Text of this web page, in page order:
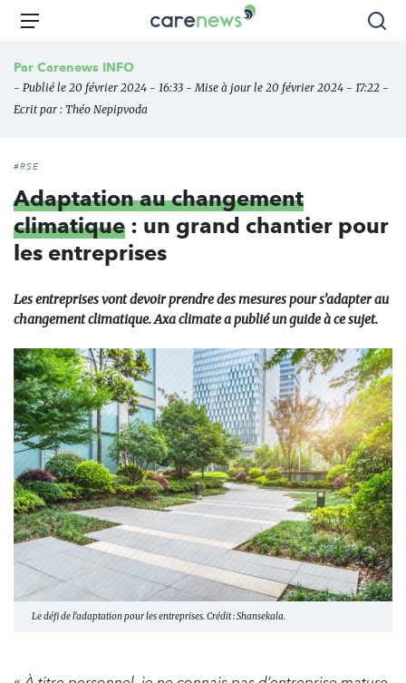
Aller
principal
Carenews,
des
Menu
Par Carenews INFO
- Publié le 20 février 2024 - 16:33 - Mise à jour le 20 février 2024 - 17:22 -
Ecrit par : Théo Nepipvoda
#RSE
Adaptation au changement
climatique : un grand chantier pour
les entreprises
Les entreprises vont devoir prendre des mesures pour s’adapter au
changement climatique. Axa climate a publié un guide à ce sujet.
Le défi de l'adaptation pour les entreprises. Crédit : Shansekala.